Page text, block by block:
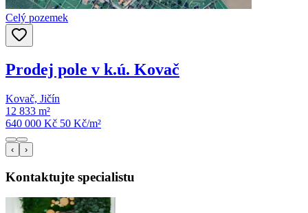
Celý pozemek
Prodej pole v k.ú. Kovač
Kovač, Jičín
12 833 m²
640 000 Kč 50 Kč/m²
‹ ›
Kontaktujte specialistu